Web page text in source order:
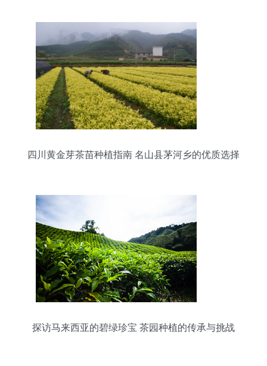
四川黄金芽茶苗种植指南 名山县茅河乡的优质选择
探访马来西亚的碧绿珍宝 茶园种植的传承与挑战